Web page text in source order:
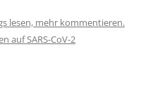
lesen, mehr kommentieren.
auf SARS-CoV-2